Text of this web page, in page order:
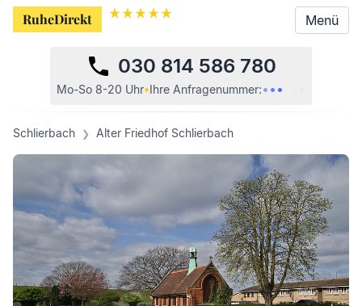
RuheDirekt Menü
030 814 586 780
Mo-So 8-20 Uhr•Ihre Anfragenummer:• • •
RuheDirekt Menü
Schlierbach Alter Friedhof Schlierbach